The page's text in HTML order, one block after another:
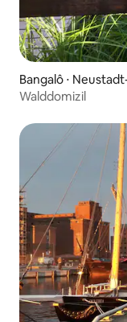
Bangalô ⋅
Walddomizil